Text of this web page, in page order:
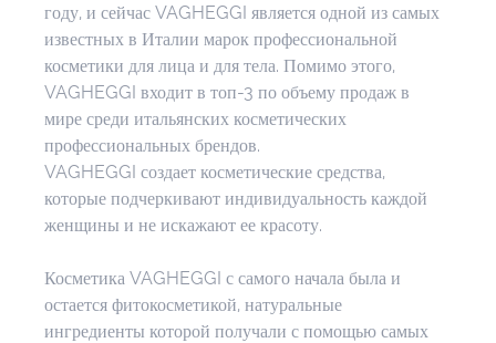
году, и сейчас VAGHEGGI является одной из самых
известных в Италии марок профессиональной
косметики для лица и для тела. Помимо этого,
VAGHEGGI входит в топ-3 по объему продаж в
мире среди итальянских косметических
профессиональных брендов.
VAGHEGGI создает косметические средства,
которые подчеркивают индивидуальность каждой
женщины и не искажают ее красоту.
Косметика VAGHEGGI с самого начала была и
остается фитокосметикой, натуральные
ингредиенты которой получали с помощью самых